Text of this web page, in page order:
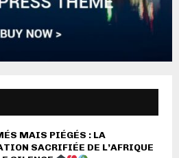
MAIS PIÉGÉS : LA
SACRIFIÉE DE L’AFRIQUE